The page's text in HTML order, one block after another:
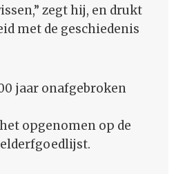
zegt hij, en drukt
met de geschiedenis
jaar onafgebroken
opgenomen op de